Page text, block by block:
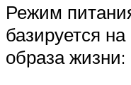
Режим
базируется
образа жизни: